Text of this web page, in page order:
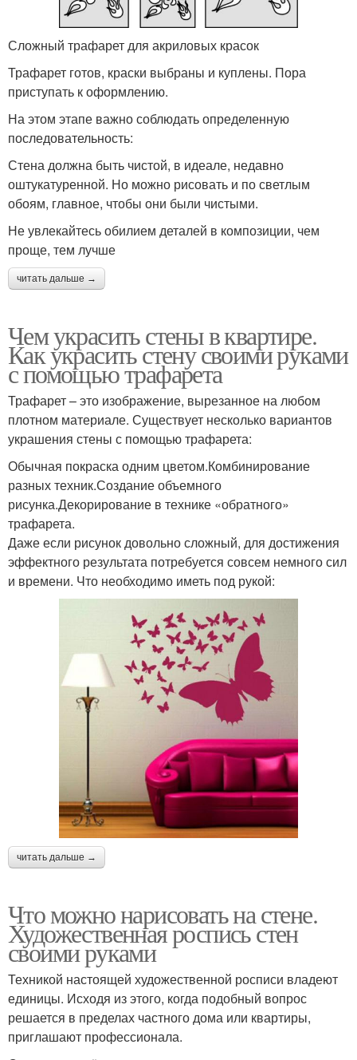
Сложный трафарет для акриловых красок
Трафарет готов, краски выбраны и куплены. Пора
приступать к оформлению.
На этом этапе важно соблюдать определенную
последовательность:
Стена должна быть чистой, в идеале, недавно
оштукатуренной. Но можно рисовать и по светлым
обоям, главное, чтобы они были чистыми.
Не увлекайтесь обилием деталей в композиции, чем
проще, тем лучше
читать дальше →
Чем украсить стены в квартире.
Как украсить стену своими руками
с помощью трафарета
Трафарет – это изображение, вырезанное на любом
плотном материале. Существует несколько вариантов
украшения стены с помощью трафарета:
Обычная покраска одним цветом.Комбинирование
разных техник.Создание объемного
рисунка.Декорирование в технике «обратного»
трафарета.
Даже если рисунок довольно сложный, для достижения
эффектного результата потребуется совсем немного сил
и времени. Что необходимо иметь под рукой:
читать дальше →
Что можно нарисовать на стене.
Художественная роспись стен
своими руками
Техникой настоящей художественной росписи владеют
единицы. Исходя из этого, когда подобный вопрос
решается в пределах частного дома или квартиры,
приглашают профессионала.